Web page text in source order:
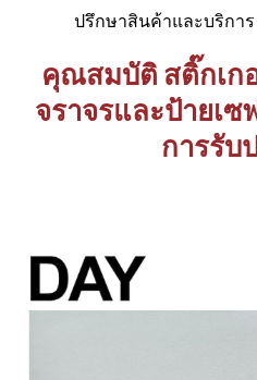
ปรึกษาสินค้าและบริการ
คุณสมบัติ สติ๊กเก
จราจรและป้ายเซ
การรับ